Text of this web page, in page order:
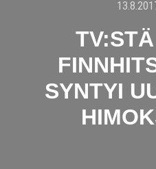
SYNTYI